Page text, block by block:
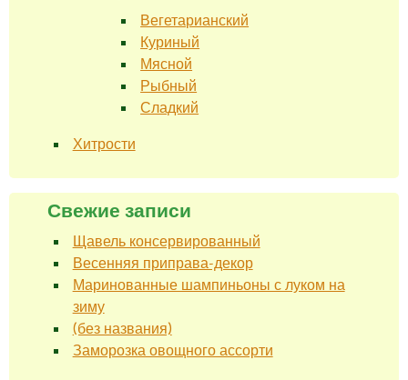
Вегетарианский
Куриный
Мясной
Рыбный
Сладкий
Хитрости
Свежие записи
Щавель консервированный
Весенняя приправа-декор
Маринованные шампиньоны с луком на
зиму
(без названия)
Заморозка овощного ассорти